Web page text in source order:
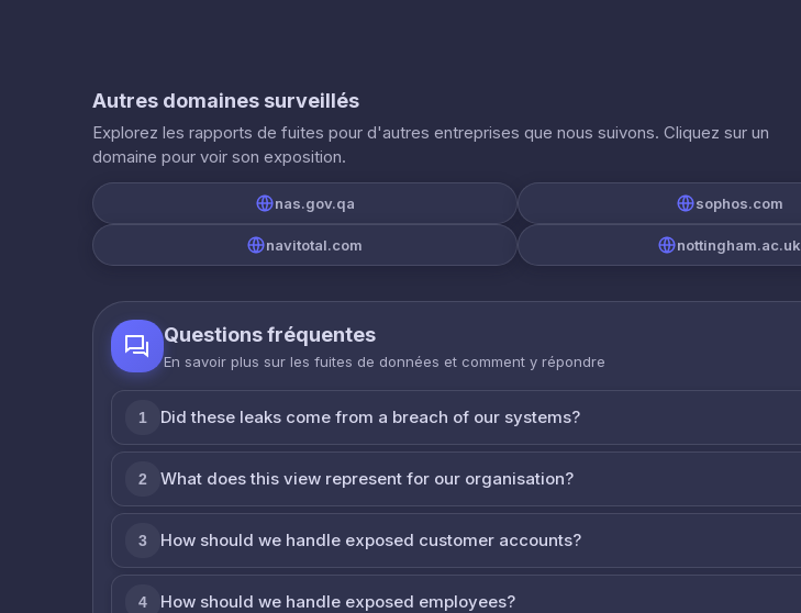
Autres domaines surveillés
Explorez les rapports de fuites pour d'autres entreprises que nous suivons. Cliquez sur un
domaine pour voir son exposition.
nas.gov.qa sophos.com
navitotal.com nottingham.ac.uk
Questions fréquentes
En savoir plus sur les fuites de données et comment y répondre
1 Did these leaks come from a breach of our systems?
2 What does this view represent for our organisation?
3 How should we handle exposed customer accounts?
4 How should we handle exposed employees?